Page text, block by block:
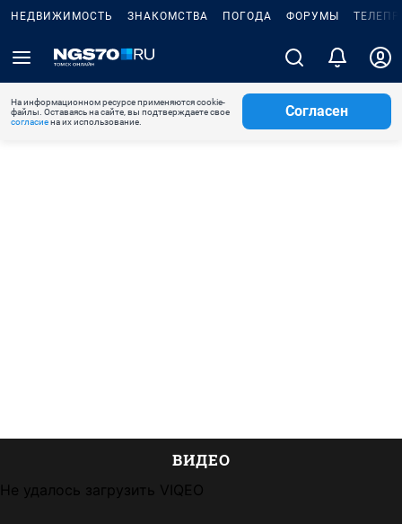
НЕДВИЖИМОСТЬ ЗНАКОМСТВА ПОГОДА ФОРУМЫ
На информационном ресурсе применяются cookie-
файлы. Оставаясь на сайте, вы подтверждаете свое
согласиена их использование.
Согласен
ВИДЕО
Не удалось загрузить VIQEO